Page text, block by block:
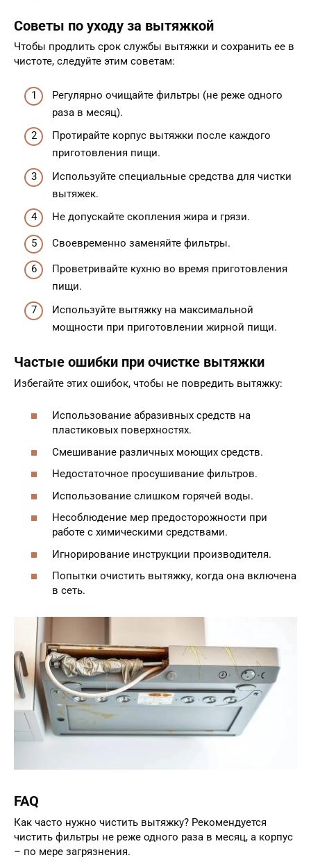
Советы по уходу за вытяжкой
Чтобы продлить срок службы вытяжки и сохранить ее в
чистоте, следуйте этим советам:
Регулярно очищайте фильтры (не реже одного
раза в месяц).
Протирайте корпус вытяжки после каждого
приготовления пищи.
Используйте специальные средства для чистки
вытяжек.
Не допускайте скопления жира и грязи.
Своевременно заменяйте фильтры.
Проветривайте кухню во время приготовления
пищи.
Используйте вытяжку на максимальной
мощности при приготовлении жирной пищи.
Частые ошибки при очистке вытяжки
Избегайте этих ошибок, чтобы не повредить вытяжку:
Использование абразивных средств на
пластиковых поверхностях.
Смешивание различных моющих средств.
Недостаточное просушивание фильтров.
Использование слишком горячей воды.
Несоблюдение мер предосторожности при
работе с химическими средствами.
Игнорирование инструкции производителя.
Попытки очистить вытяжку, когда она включена
в сеть.
FAQ
Как часто нужно чистить вытяжку? Рекомендуется
чистить фильтры не реже одного раза в месяц, а корпус
– по мере загрязнения.